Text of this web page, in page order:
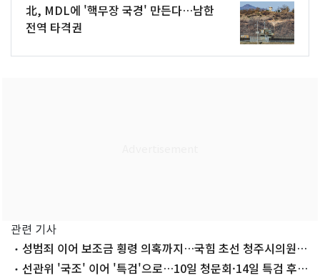
北, MDL에 '핵무장 국경' 만든다…남한
전역 타격권
관련 기사
성범죄 이어 보조금 횡령 의혹까지…국힘 초선 청주시의원
'지탄'
선관위 '국조' 이어 '특검'으로…10일 청문회·14일 특검 후